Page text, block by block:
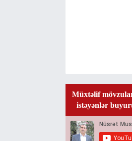
Müxtəlif
istəyənlər